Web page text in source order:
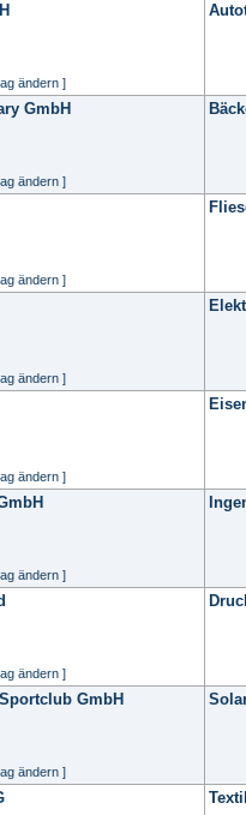
ändern ]
GmbH
ändern ]
ändern ]
ändern ]
ändern ]
ändern ]
ändern ]
GmbH
ändern ]